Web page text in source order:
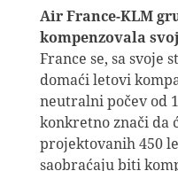
Air France-KLM
kompenzovala
France se, sa svoje
domaći letovi
neutralni počev od
konkretno znači da
projektovanih 450
saobraćaju biti